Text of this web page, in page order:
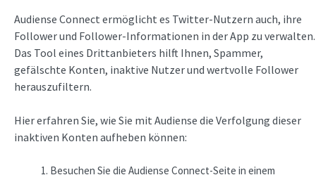
Audiense Connect ermöglicht es Twitter-Nutzern auch, ihre
Follower und Follower-Informationen in der App zu verwalten.
Das Tool eines Drittanbieters hilft Ihnen, Spammer,
gefälschte Konten, inaktive Nutzer und wertvolle Follower
herauszufiltern.
Hier erfahren Sie, wie Sie mit Audiense die Verfolgung dieser
inaktiven Konten aufheben können:
Besuchen Sie die Audiense Connect-Seite in einem